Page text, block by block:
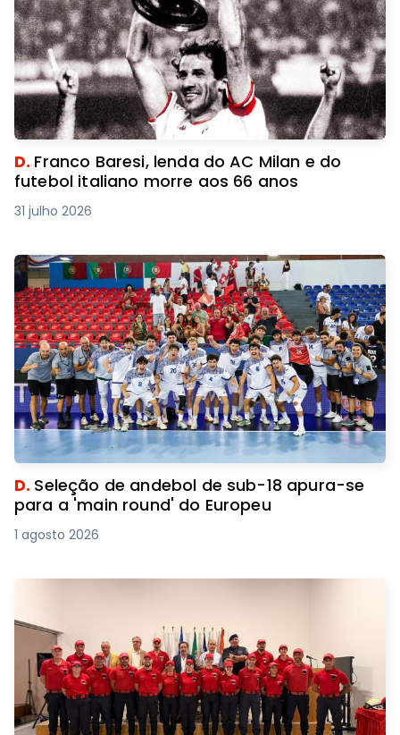
D. Franco Baresi, lenda do AC Milan e do
futebol italiano morre aos 66 anos
31 julho 2026
D. Seleção de andebol de sub-18 apura-se
para a 'main round' do Europeu
1 agosto 2026